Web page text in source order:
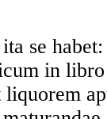
se
in